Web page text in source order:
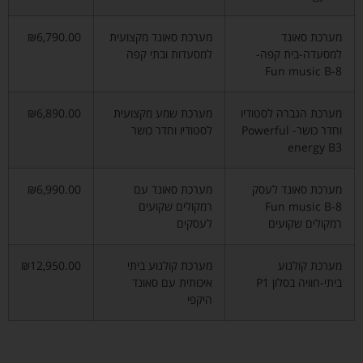
מערכת סאונד
למסעדה-בית קפה-
Fun music B-8
מערכת סאונד מקצועית
למסעדות ובתי קפה
₪6,790.00
מערכת הגברה לסטודיו
וחדר כושר- Powerful
energy B3
מערכת שמע מקצועית
לסטודיו וחדר כושר
₪6,890.00
מערכת סאונד לעסק
Fun music B-8
רמקולים שקועים
מערכת סאונד עם
רמקולים שקועים
לעסקים
₪6,990.00
מערכת קולנוע
ביתי-חוויה בסלון P1
מערכת קולנוע ביתי
איכותית עם סאונד
היקפי
₪12,950.00